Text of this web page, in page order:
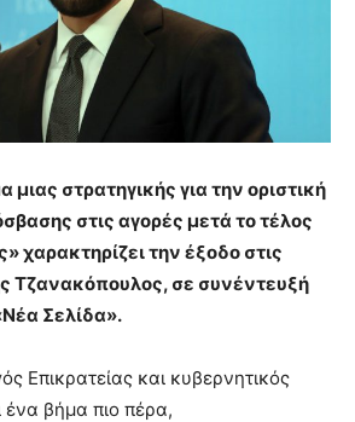
στρατηγικής για την οριστική
στις αγορές μετά το τέλος
χαρακτηρίζει την έξοδο στις
Τζανακόπουλος, σε συνέντευξή
Σελίδα».
Επικρατείας και κυβερνητικός
βήμα πιο πέρα,